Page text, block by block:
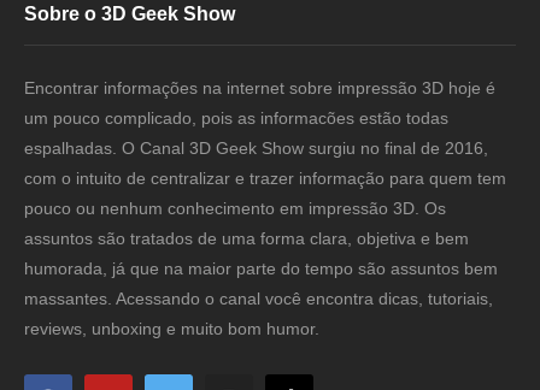
Sobre o 3D Geek Show
Encontrar informações na internet sobre impressão 3D hoje é
um pouco complicado, pois as informacões estão todas
espalhadas. O Canal 3D Geek Show surgiu no final de 2016,
com o intuito de centralizar e trazer informação para quem tem
pouco ou nenhum conhecimento em impressão 3D. Os
assuntos são tratados de uma forma clara, objetiva e bem
humorada, já que na maior parte do tempo são assuntos bem
massantes. Acessando o canal você encontra dicas, tutoriais,
reviews, unboxing e muito bom humor.